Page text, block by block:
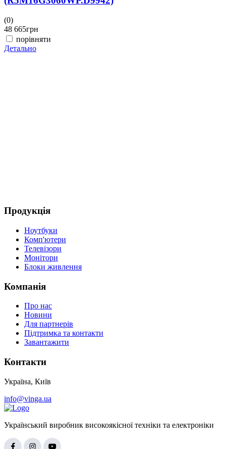
(0)
48 665грн
порівняти
Детально
Продукція
Ноутбуки
Комп'ютери
Телевізори
Монітори
Блоки живлення
Компанія
Про нас
Новини
Для партнерів
Підтримка та контакти
Завантажити
Контакти
Україна, Київ
info@vinga.ua
Український виробник високоякісної техніки та електроніки